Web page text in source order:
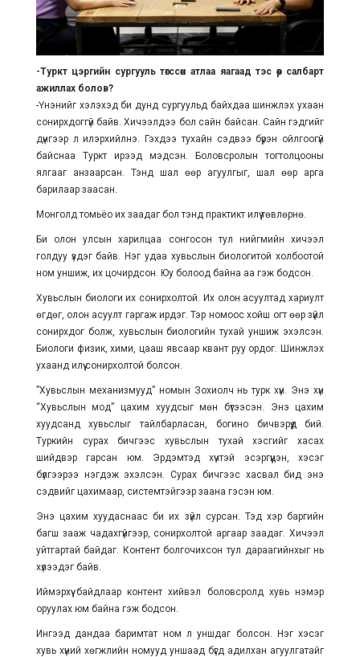
-Туркт цэргийн сургууль төгссөн атлаа яагаад тэс өөр салбарт
ажиллах болов?
-Үнэнийг хэлэхэд би дунд сургуульд байхдаа шинжлэх ухаан
сонирхдоггүй байв. Хичээлдээ бол сайн байсан. Сайн гэдгийг
дүнгээр л илэрхийлнэ. Гэхдээ тухайн сэдвээ бүрэн ойлгоогүй
байснаа Туркт ирээд мэдсэн. Боловсролын тогтолцооны
ялгааг анзаарсан. Тэнд шал өөр агуулгыг, шал өөр арга
барилаар заасан.
Монголд томьёо их заадаг бол тэнд практикт илүү төвлөрнө.
Би олон улсын харилцаа сонгосон тул нийгмийн хичээл
голдуу үздэг байв. Нэг удаа хувьслын биологитой холбоотой
ном уншиж, их цочирдсон. Юу болоод байна аа гэж бодсон.
Хувьслын биологи их сонирхолтой. Их олон асуултад хариулт
өгдөг, олон асуулт гаргаж ирдэг. Тэр номоос хойш огт өөр зүйл
сонирхдог болж, хувьслын биологийн тухай уншиж эхэлсэн.
Биологи физик, хими, цааш явсаар квант руу ордог. Шинжлэх
ухаанд илүү сонирхолтой болсон.
”Хувьслын механизмууд” номын Зохиолч нь турк хүн. Энэ хүн
“Хувьслын мод” цахим хуудсыг мөн бүтээсэн. Энэ цахим
хуудсанд хувьслыг тайлбарласан, богино бичвэрүүд бий.
Туркийн сурах бичгээс хувьслын тухай хэсгийг хасах
шийдвэр гарсан юм. Эрдэмтэд хүчтэй эсэргүүцэн, хэсэг
бүлгээрээ нэгдэж эхэлсэн. Сурах бичгээс хасвал бид энэ
сэдвийг цахимаар, системтэйгээр заана гэсэн юм.
Энэ цахим хуудаснаас би их зүйл сурсан. Тэд хэр баргийн
багш зааж чадахгүйгээр, сонирхолтой аргаар заадаг. Хичээл
уйтгартай байдаг. Контент болгочихсон тул дараагийнхыг нь
хүлээдэг байв.
Иймэрхүү байдлаар контент хийвэл боловсролд хувь нэмэр
оруулах юм байна гэж бодсон.
Ингээд дандаа баримтат ном л уншдаг болсон. Нэг хэсэг
хувь хүний хөгжлийн номууд уншаад бүгд адилхан агуулгатайг